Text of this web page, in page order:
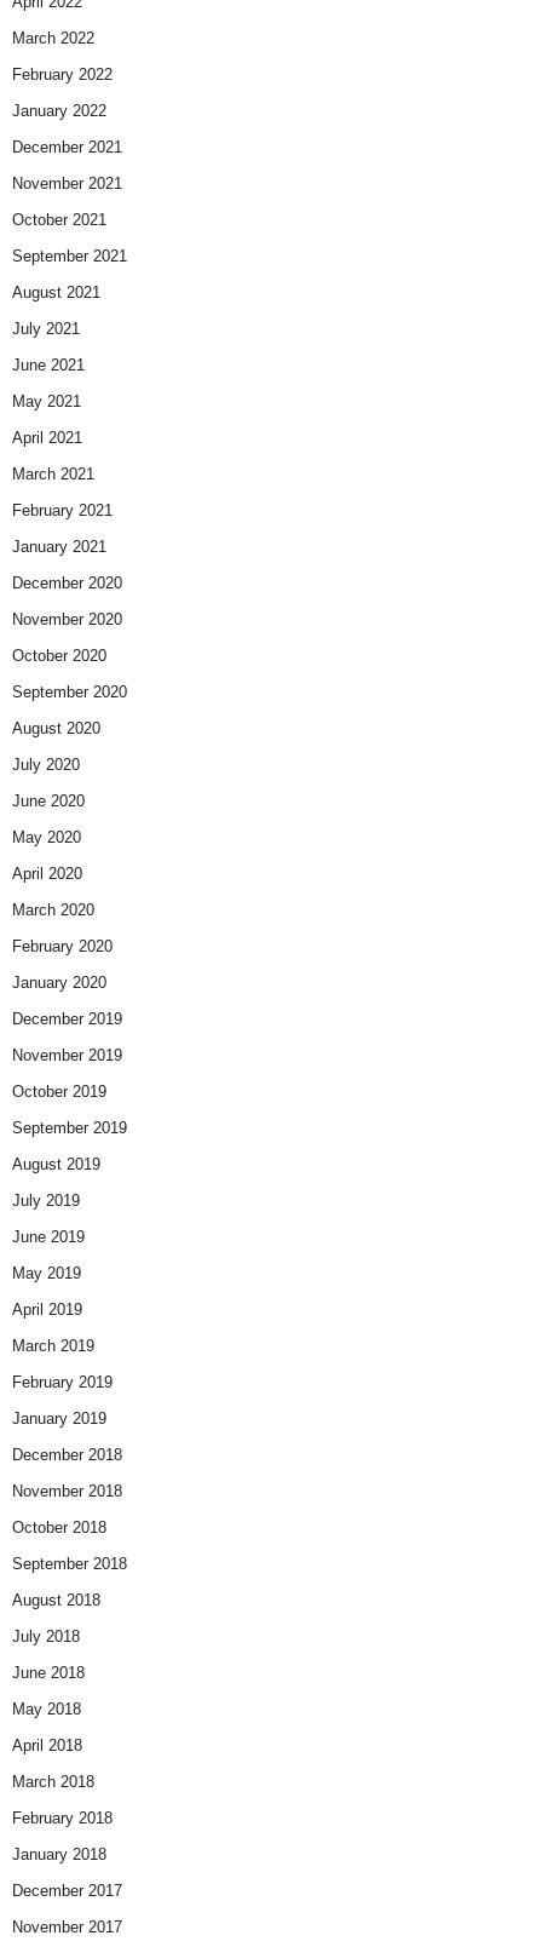
March 2022
February 2022
January 2022
December 2021
November 2021
October 2021
September 2021
August 2021
July 2021
June 2021
May 2021
April 2021
March 2021
February 2021
January 2021
December 2020
November 2020
October 2020
September 2020
August 2020
July 2020
June 2020
May 2020
April 2020
March 2020
February 2020
January 2020
December 2019
November 2019
October 2019
September 2019
August 2019
July 2019
June 2019
May 2019
April 2019
March 2019
February 2019
January 2019
December 2018
November 2018
October 2018
September 2018
August 2018
July 2018
June 2018
May 2018
April 2018
March 2018
February 2018
January 2018
December 2017
November 2017